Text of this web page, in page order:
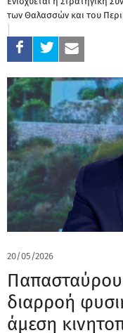
των Θαλασσών και του
20/05/2026
διαρροή
άμεση